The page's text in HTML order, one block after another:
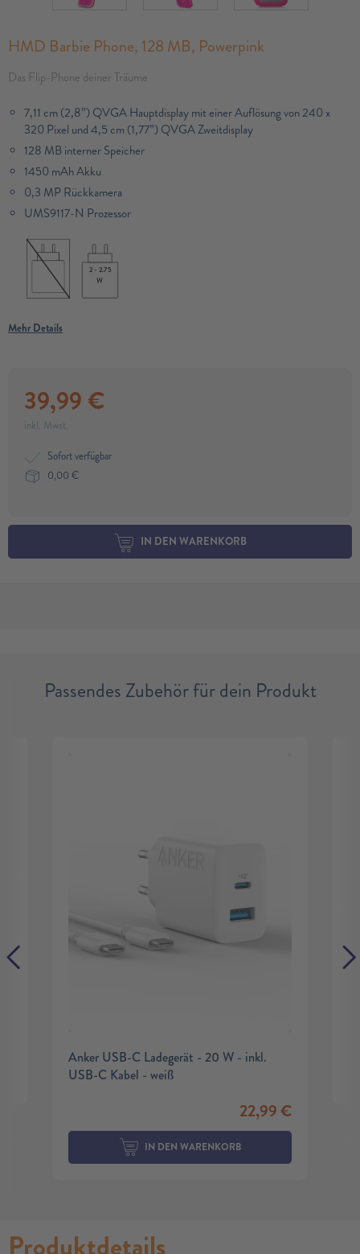
HMD Barbie Phone, 128 MB, Powerpink
Das Flip-Phone deiner Träume
7,11 cm (2,8”) QVGA Hauptdisplay mit einer Auflösung von 240 x
320 Pixel und 4,5 cm (1,77”) QVGA Zweitdisplay
128 MB interner Speicher
1450 mAh Akku
0,3 MP Rückkamera
UMS9117-N Prozessor
2 - 2.75
W
Mehr Details
39,99 €
inkl. Mwst.
Sofort verfügbar
0,00 €
IN DEN WARENKORB
Passendes Zubehör für dein Produkt
Anker USB-C Ladegerät - 20 W - inkl.
USB-C Kabel - weiß
22,99€
IN DEN WARENKORB